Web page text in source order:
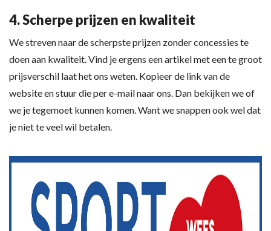
4. Scherpe prijzen en kwaliteit
We streven naar de scherpste prijzen zonder concessies te
doen aan kwaliteit. Vind je ergens een artikel met een te groot
prijsverschil laat het ons weten. Kopieer de link van de
website en stuur die per e-mail naar ons. Dan bekijken we of
we je tegemoet kunnen komen. Want we snappen ook wel dat
je niet te veel wil betalen.